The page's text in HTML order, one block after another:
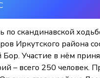
по скандинавской
Иркутского района
Бор. Участие в нём
– всего 250 человек.